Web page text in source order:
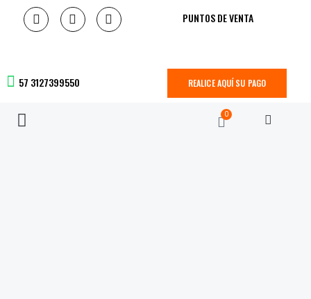
PUNTOS DE VENTA
57 3127399550 REALICE AQUÍ SU PAGO
0